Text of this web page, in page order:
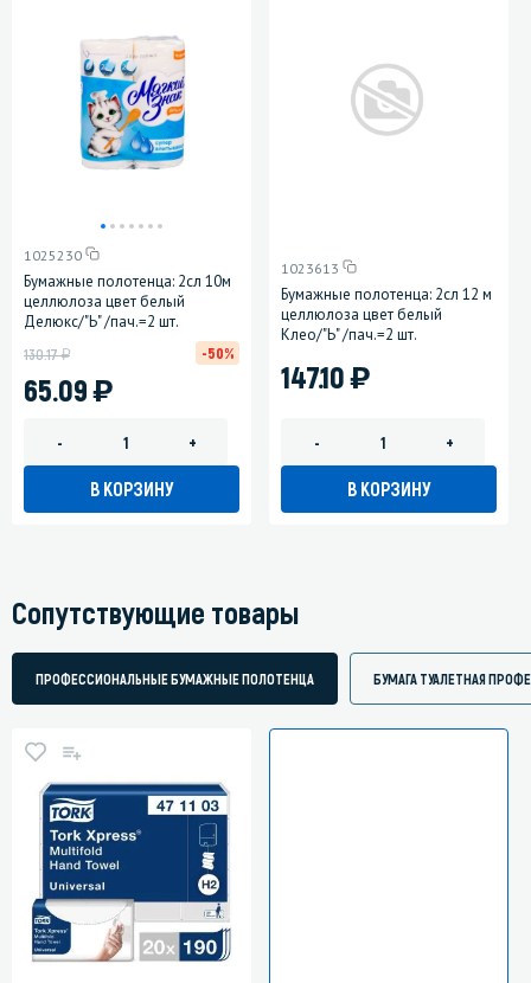
1025230
Бумажные полотенца: 2сл 10м
целлюлоза цвет белый
Делюкс/"Ь" /пач.=2 шт.
65.09)
130.17у -50%
- +
В КОРЗИНУ
1023613
Бумажные полотенца: 2сл 12 м
целлюлоза цвет белый
Клео/"Ь" /пач.=2 шт.
147.10)
- +
В КОРЗИНУ
Сопутствующие товары
ПРОФЕССИОНАЛЬНЫЕ БУМАЖНЫЕ ПОЛОТЕНЦА БУМАГА ТУАЛЕТНАЯ